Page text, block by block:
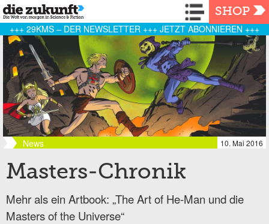
Navigation
SHOP
+++ 29KMS – DER NEWSLETTER +++ JETZT ABONNIEREN +++
News 10. Mai 2016
Masters-Chronik
Mehr als ein Artbook: „The Art of He-Man und die
Masters of the Universe“